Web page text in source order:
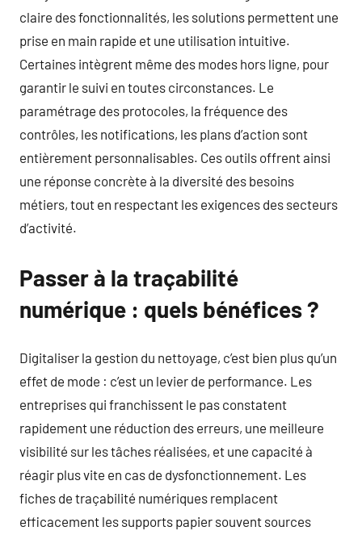
claire des fonctionnalités, les solutions permettent une
prise en main rapide et une utilisation intuitive.
Certaines intègrent même des modes hors ligne, pour
garantir le suivi en toutes circonstances. Le
paramétrage des protocoles, la fréquence des
contrôles, les notifications, les plans d’action sont
entièrement personnalisables. Ces outils offrent ainsi
une réponse concrète à la diversité des besoins
métiers, tout en respectant les exigences des secteurs
d’activité.
Passer à la traçabilité
numérique : quels bénéfices ?
Digitaliser la gestion du nettoyage, c’est bien plus qu’un
effet de mode : c’est un levier de performance. Les
entreprises qui franchissent le pas constatent
rapidement une réduction des erreurs, une meilleure
visibilité sur les tâches réalisées, et une capacité à
réagir plus vite en cas de dysfonctionnement. Les
fiches de traçabilité numériques remplacent
efficacement les supports papier souvent sources